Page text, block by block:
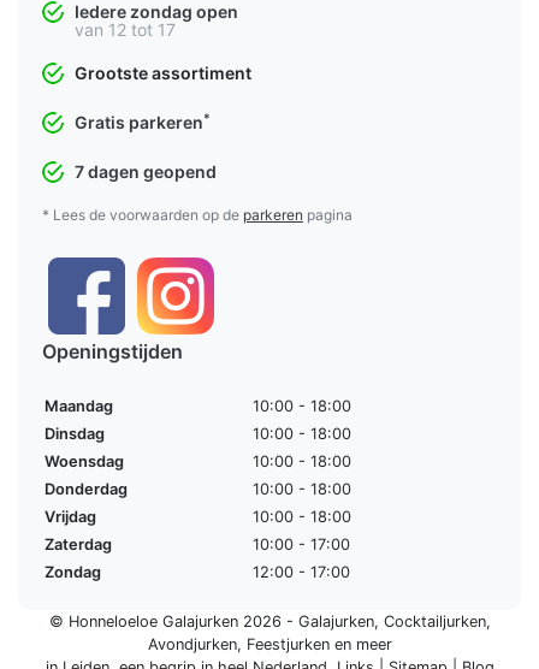
Iedere zondag open
van 12 tot 17
Grootste assortiment
Gratis parkeren*
7 dagen geopend
* Lees de voorwaarden op de parkeren pagina
Openingstijden
Maandag
10:00 - 18:00
Dinsdag
10:00 - 18:00
Woensdag
10:00 - 18:00
Donderdag
10:00 - 18:00
Vrijdag
10:00 - 18:00
Zaterdag
10:00 - 17:00
Zondag
12:00 - 17:00
© Honneloeloe Galajurken 2026 - Galajurken, Cocktailjurken,
Avondjurken, Feestjurkenen meer